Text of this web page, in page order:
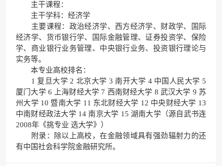
主干课程：
主干学科：经济学
主要课程：政治经济学、西方经济学、财政学、国际
经济学、货币银行学、国际金融管理、证券投资学、保险
学、商业银行业务管理、中央银行业务、投资银行理论与
实务等。
本专业高校排名：
1 复旦大学 2 北京大学 3 南开大学 4 中国人民大学 5
厦门大学 6 上海财经大学 7 西南财经大学 8 武汉大学 9 苏
州大学 10 暨南大学 11 东北财经大学 12 中央财经大学 13
中南财经政法大学 14 南京大学 15 湖南大学（源自武书连
2008年《挑专业 选大学》）
附录：除以上高校，在金融领域具有强劲辐射力的还
有中国社会科学院金融研究所。